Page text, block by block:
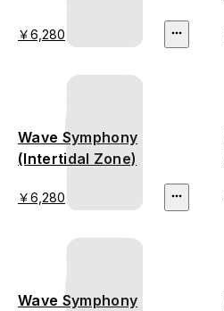
￥6,280
Wave Symphony
(Intertidal Zone)
￥6,280
Wave Symphony